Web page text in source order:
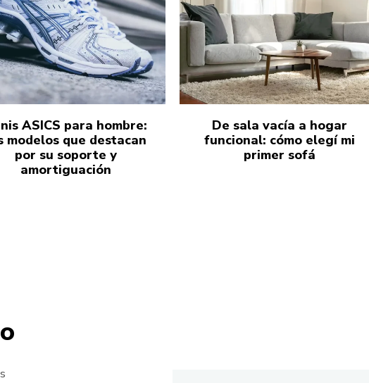
ASICS para hombre:
modelos que destacan
por su soporte y
amortiguación
De sala vacía a hogar
funcional: cómo elegí mi
primer sofá